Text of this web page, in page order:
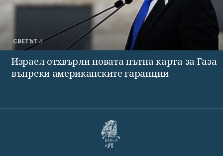
СВЕТЪТ
Израел отхвърли новата пътна карта за Газа
въпреки американските гаранции